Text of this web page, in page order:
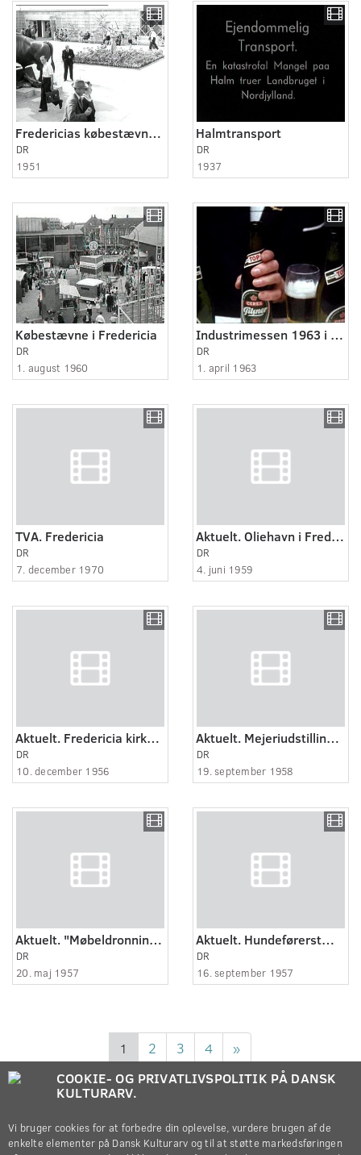
Fredericias købestævne er åbnet
DR
1951
Halmtransport
DR
1937
Købestævne i Fredericia
DR
1. august 1960
Industrimessen 1963 i Fredericia
DR
1. april 1963
TVA. Fredericia
DR
7. december 1970
Aktuelt. Oliehavn i Fredericia.
DR
4. juni 1959
Aktuelt. Fredericia kirke genindviet.
DR
10. december 1956
Aktuelt. Mejeriudstilling i Fredericia.
DR
19. september 1958
Aktuelt. "Møbeldronning" i Fredericia.
DR
20. maj 1957
Aktuelt. Hundeførerstævne i Fredericia.
DR
16. september 1957
1 2 3 4
»
COOKIE- OG PRIVATLIVSPOLITIK PÅ DANSK
KULTURARV.
Vi bruger cookies for at forbedre din oplevelse, vurdere brugen af de
enkelte elementer på Dansk Kulturarv og til at støtte markedsføringen